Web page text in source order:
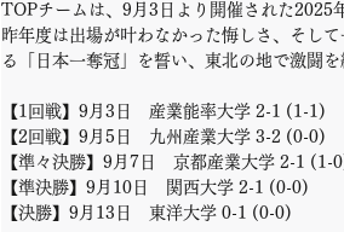
TOPチームは、9月3日より開催された2025
昨年度は出場が叶わなかった悔しさ、そし
る「日本一奪冠」を誓い、東北の地で激闘を
【1回戦】9月3日　産業能率大学 2-1 (1-1)
【2回戦】9月5日　九州産業大学 3-2 (0-0)
【準々決勝】9月7日　京都産業大学 2-1 (1-
【準決勝】9月10日　関西大学 2-1 (0-0)
【決勝】9月13日　東洋大学 0-1 (0-0)